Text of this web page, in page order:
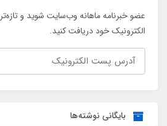
عضو خبرنامه ماهانه وب‌سایت شوید و
الکترونیک خود دریافت کنید.
بایگانی نوشته‌ها